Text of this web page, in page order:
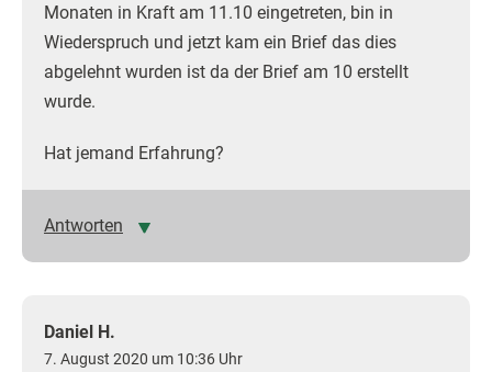
Monaten in Kraft am 11.10 eingetreten, bin in
Wiederspruch und jetzt kam ein Brief das dies
abgelehnt wurden ist da der Brief am 10 erstellt
wurde.
Hat jemand Erfahrung?
Antworten
Daniel H.
7. August 2020 um 10:36 Uhr